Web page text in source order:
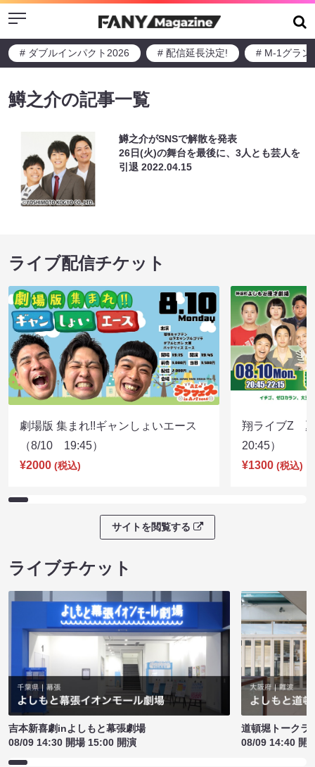
Menu
# ダブルインパクト2026 # 配信延長決定! # M-1グラン
鱒之介の記事一覧
鱒之介がSNSで解散を発表
26日(火)の舞台を最後に、3人とも芸人を
引退2022.04.15
ライブ配信チケット
劇場版 集まれ!!ギャンしょいエース
（8/10 19:45）
¥2000 (税込)
翔ライブZ
20:45）
¥1300 (税込)
サイトを閲覧する
ライブチケット
吉本新喜劇inよしもと幕張劇場
08/09 14:30 開場 15:00 開演
道頓堀トークラ
08/09 14:40 開